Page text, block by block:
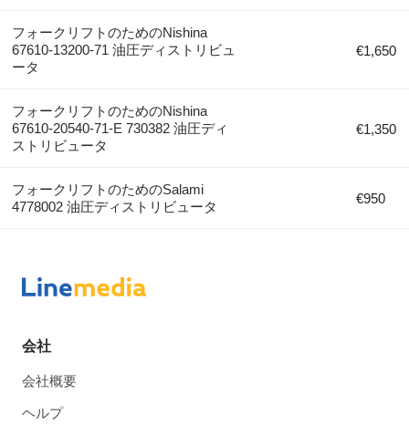
フォークリフトのためのNishina
67610-13200-71 油圧ディストリビュ
ータ
€1,650
フォークリフトのためのNishina
67610-20540-71-E 730382 油圧ディ
ストリビュータ
€1,350
フォークリフトのためのSalami
4778002 油圧ディストリビュータ
€950
会社
会社概要
ヘルプ